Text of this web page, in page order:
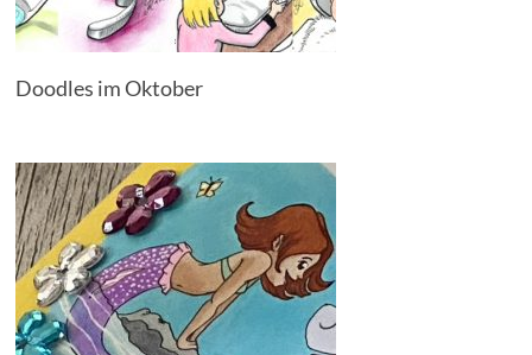
Doodles im Oktober